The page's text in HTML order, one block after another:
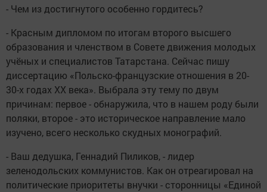
- Чем из достигнутого особенно гордитесь?
- Красным дипломом по итогам второго высшего
образования и членством в Совете движения молодых
учёных и специалистов Татарстана. Сейчас пишу
диссертацию «Польско-французские отношения в 20-
30-х годах ХХ века». Выбрала эту тему по двум
причинам: первое - обнаружила, что в нашем роду были
поляки, второе - это историческое направление мало
изучено, всего несколько скудных монографий.
- Ваш дедушка, Геннадий Пиликов, - лидер
зеленодольских коммунистов. Как он отреагировал на
политические приоритеты внучки - сторонницы «Единой